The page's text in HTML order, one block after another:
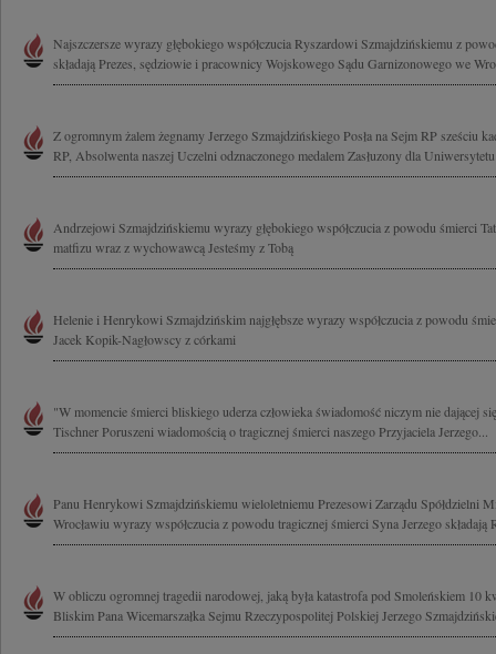
Najszczersze wyrazy głębokiego współczucia Ryszardowi Szmajdzińskiemu z
składają Prezes, sędziowie i pracownicy Wojskowego Sądu Garnizonowego we
Z ogromnym żalem żegnamy Jerzego Szmajdzińskiego Posła na Sejm RP sześciu
RP, Absolwenta naszej Uczelni odznaczonego medalem Zasłuzony dla
Andrzejowi Szmajdzińskiemu wyrazy głębokiego współczucia z powodu śmierci
matfizu wraz z wychowawcą Jesteśmy z Tobą
Helenie i Henrykowi Szmajdzińskim najgłębsze wyrazy współczucia z powodu
Jacek Kopik-Nagłowscy z córkami
"W momencie śmierci bliskiego uderza człowieka świadomość niczym nie dającej
Tischner Poruszeni wiadomością o tragicznej śmierci naszego Przyjaciela Jerzego...
Panu Henrykowi Szmajdzińskiemu wieloletniemu Prezesowi Zarządu Spółdzielni
Wrocławiu wyrazy współczucia z powodu tragicznej śmierci Syna Jerzego składają
W obliczu ogromnej tragedii narodowej, jaką była katastrofa pod Smoleńskiem 10
Bliskim Pana Wicemarszałka Sejmu Rzeczypospolitej Polskiej Jerzego